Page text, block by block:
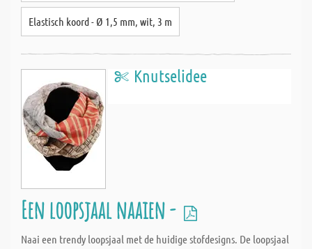
Elastisch koord - Ø 1,5 mm, wit, 3 m
Knutselidee
Een loopsjaal naaien -
Naai een trendy loopsjaal met de huidige stofdesigns. De loopsjaal